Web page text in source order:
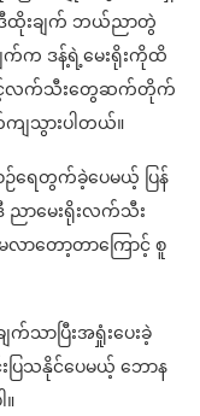
ာ်ဒီထိုးချက် ဘယ်ညာတွဲ
က ဒန့်ရဲ့မေးရိုးကိုထိ
ပင့်လက်သီးတွေဆက်တိုက်
ကျသွားပါတယ်။
ဉ်ရေတွက်ခဲ့ပေမယ့် ပြန်
ညာမေးရိုးလက်သီး
ာတော့တာကြောင့် စူ
သာပြီးအရှုံးပေးခဲ့
ြသနိုင်ပေမယ့် ဘောန
။